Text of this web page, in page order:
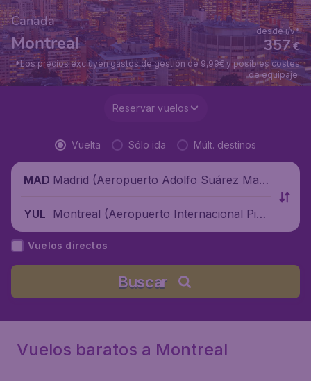
Canada
Montreal €
357
desde i/v*
*Los precios excluyen gastos de gestión de 9,99€ y posibles costes
de equipaje.
Reservar vuelos
Vuelta Sólo ida Múlt. destinos
MAD Madrid (Aeropuerto Adolfo Suárez Madr
YUL Montreal (Aeropuerto Internacional Pier
re Elliott Trudeau), Canadá
Vuelos directos
Buscar
Vuelos baratos a Montreal